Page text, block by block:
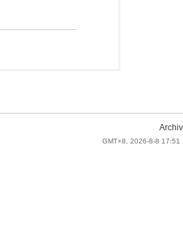
GMT+8, 2026-8-8 17:51